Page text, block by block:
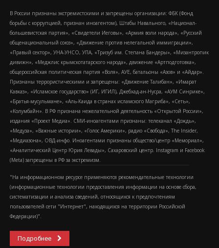
В России признаны экстремистскими и запрещены организации: ФБК (Фонд
борьбы с коррупцией, признан иноагентом), Штабы Навального, «Национал-
большевистская партия», «Свидетели Иеговы», «Армия воли народа», «Русский
общенациональный союз», «Движение против нелегальной иммиграции»,
«Правый сектор», УНА-УНСО, УПА, «Тризуб им. Степана Бандеры», «Мизантропик
дивижн», «Меджлис крымскотатарского народа», движение «Артподготовка»,
общероссийская политическая партия «Воля», АУЕ, батальоны «Азов» и «Айдар».
Признаны террористическими и запрещены: «Движение Талибан», «Имарат
Кавказ», «Исламское государство» (ИГ, ИГИЛ), Джебхад-ан-Нусра, «АУМ Синрике»,
«Братья-мусульмане», «Аль-Каида в странах исламского Магриба», «Сеть»,
«Колумбайн». В РФ признана нежелательной деятельность «Открытой России»,
издания «Проект Медиа». СМИ-иноагентами признаны: телеканал «Дождь»,
«Медуза», «Важные истории», «Голос Америки», радио «Свобода», The Insider,
«Медиазона», ОВД-инфо. Иноагентами признаны общество/центр «Мемориал»,
«Аналитический Центр Юрия Левады», Сахаровский центр. Instagram и Facebook
(Metа) запрещены в РФ за экстремизм.
"На информационном ресурсе применяются рекомендательные технологии
(информационные технологии предоставления информации на основе сбора,
систематизации и анализа сведений, относящихся к предпочтениям
пользователей сети "Интернет", находящихся на территории Российской
Федерации)".
Подробнее